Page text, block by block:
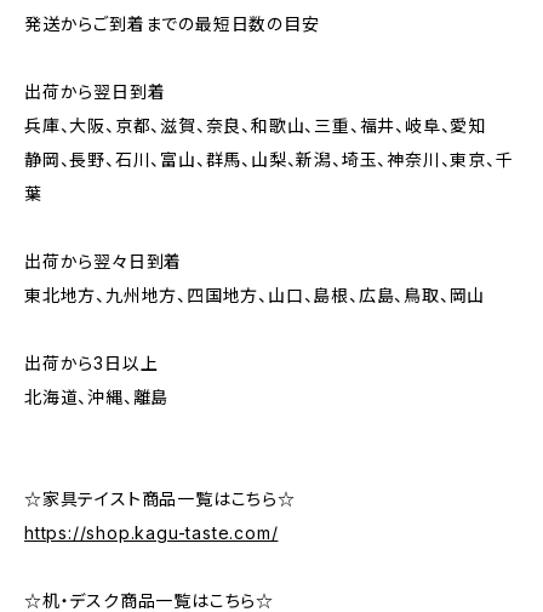
発送からご到着までの最短日数の目安
出荷から翌日到着
兵庫、大阪、京都、滋賀、奈良、和歌山、三重、福井、岐阜、愛知
静岡、長野、石川、富山、群馬、山梨、新潟、埼玉、神奈川、東京、千
葉
出荷から翌々日到着
東北地方、九州地方、四国地方、山口、島根、広島、鳥取、岡山
出荷から3日以上
北海道、沖縄、離島
☆家具テイスト商品一覧はこちら☆
https://shop.kagu-taste.com/
☆机・デスク商品一覧はこちら☆